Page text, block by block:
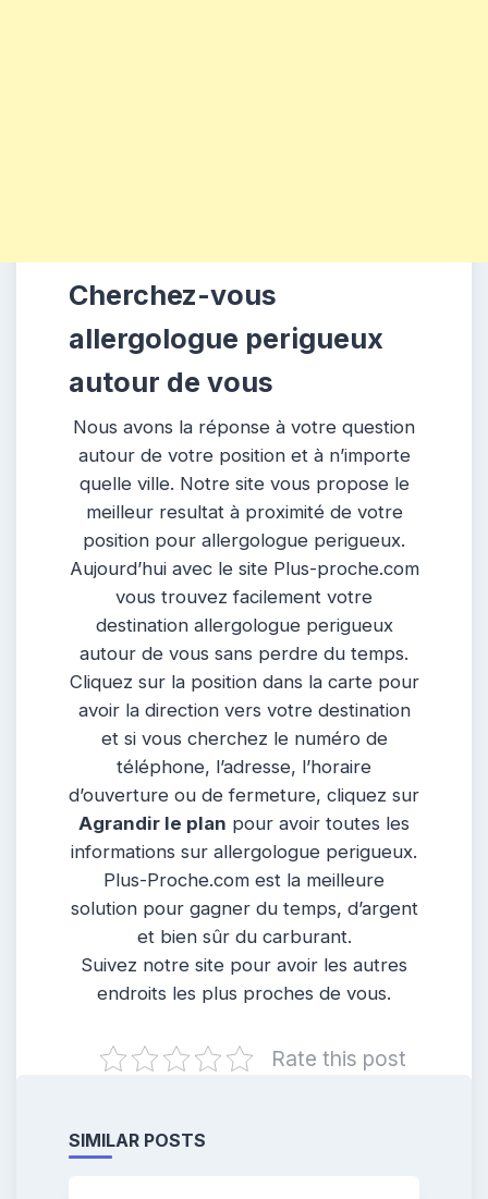
Cherchez-vous
allergologue perigueux
autour de vous
Nous avons la réponse à votre question
autour de votre position et à n’importe
quelle ville. Notre site vous propose le
meilleur resultat à proximité de votre
position pour allergologue perigueux.
Aujourd’hui avec le site Plus-proche.com
vous trouvez facilement votre
destination allergologue perigueux
autour de vous sans perdre du temps.
Cliquez sur la position dans la carte pour
avoir la direction vers votre destination
et si vous cherchez le numéro de
téléphone, l’adresse, l’horaire
d’ouverture ou de fermeture, cliquez sur
Agrandir le plan pour avoir toutes les
informations sur allergologue perigueux.
Plus-Proche.com est la meilleure
solution pour gagner du temps, d’argent
et bien sûr du carburant.
Suivez notre site pour avoir les autres
endroits les plus proches de vous.
Rate this post
SIMILAR POSTS